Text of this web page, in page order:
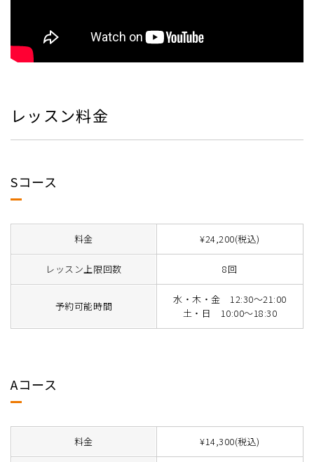
レッスン料金
Sコース
料金 ¥24,200(税込)
レッスン上限回数 8回
予約可能時間
水・木・金 12:30～21:00
土・日 10:00～18:30
Aコース
料金 ¥14,300(税込)